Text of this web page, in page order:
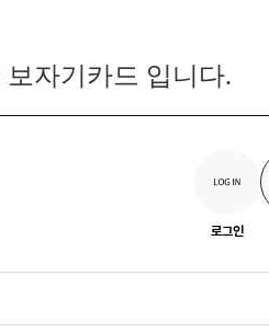
자기카드 입니다.
로그인